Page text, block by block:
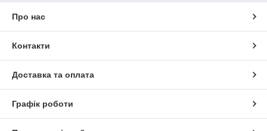
Про нас
Контакти
Доставка та оплата
Графік роботи